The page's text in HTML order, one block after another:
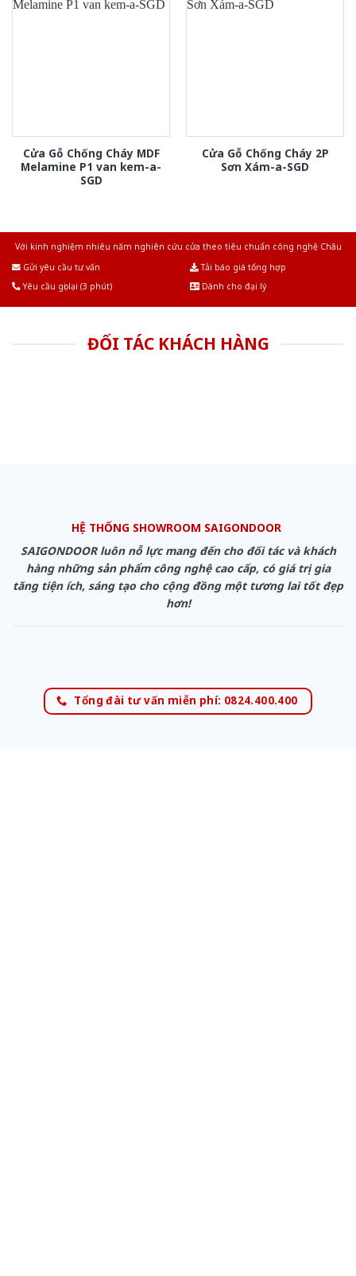
Cửa Gỗ Chống Cháy MDF
Melamine P1 van kem-a-
SGD
Cửa Gỗ Chống Cháy 2P
Sơn Xám-a-SGD
Với kinh nghiệm nhiêu năm nghiên cứu cửa theo tiêu chuẩn công nghệ Châu
Gửi yêu cầu tư vấn
Tải báo giá tổng hợp
Yêu cầu gọi lại (3 phút)
Dành cho đại lý
ĐỐI TÁC KHÁCH HÀNG
HỆ THỐNG SHOWROOM SAIGONDOOR
SAIGONDOOR luôn nỗ lực mang đến cho đối tác và khách
hàng những sản phẩm công nghệ cao cấp, có giá trị gia
tăng tiện ích, sáng tạo cho cộng đồng một tương lai tốt đẹp
hơn!
Tổng đài tư vấn miễn phí: 0824.400.400